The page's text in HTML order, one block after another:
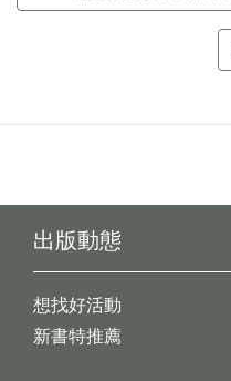
出版動態
想找好活動
新書特推薦